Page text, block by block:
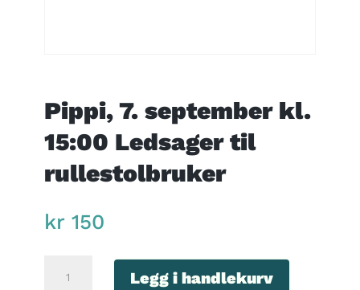
Pippi, 7. september kl.
15:00 Ledsager til
rullestolbruker
kr150
Legg i handlekurv